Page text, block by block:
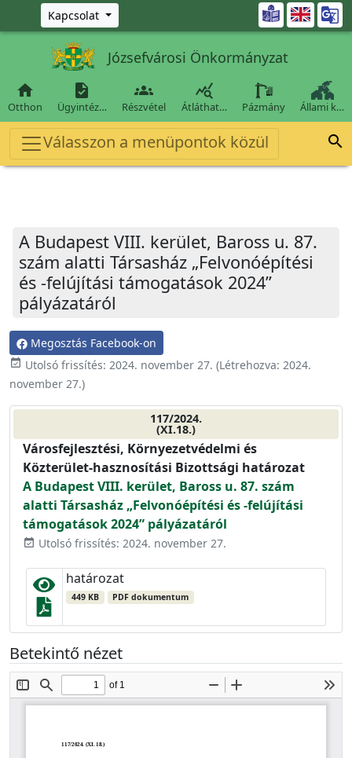
Ugrás a fő tartalomra
Kapcsolat 
Józsefvárosi Önkormányzat

Otthon

Ügyintéz…

Részvétel

Átláthat… Pázmány Állami k…
Válasszon a menüpontok közül 
A Budapest VIII. kerület, Baross u. 87.
szám alatti Társasház „Felvonóépítési
és -felújítási támogatások 2024”
pályázatáról
Megosztás Facebook-on
event_available Utolsó frissítés: 2024. november 27. (Létrehozva: 2024.
november 27.)
117/2024.
(XI.18.)
Városfejlesztési, Környezetvédelmi és
Közterület-hasznosítási Bizottsági határozat
A Budapest VIII. kerület, Baross u. 87. szám
alatti Társasház „Felvonóépítési és -felújítási
támogatások 2024” pályázatáról
event_available Utolsó frissítés: 2024. november 27.
határozat
449 KB PDF dokumentum
Betekintő nézet